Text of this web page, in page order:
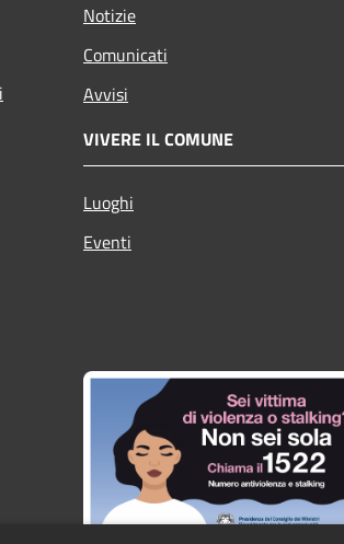
Notizie
Comunicati
Avvisi
VIVERE IL COMUNE
Luoghi
Eventi